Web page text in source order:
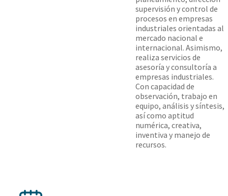
supervisión y control de
procesos en empresas
industriales orientadas al
mercado nacional e
internacional. Asimismo,
realiza servicios de
asesoría y consultoría a
empresas industriales.
Con capacidad de
observación, trabajo en
equipo, análisis y síntesis,
así como aptitud
numérica, creativa,
inventiva y manejo de
recursos.